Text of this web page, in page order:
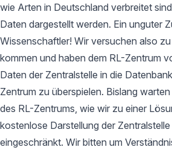
wie Arten in Deutschland verbreitet
Daten dargestellt werden. Ein unguter
Wissenschaftler! Wir versuchen also
kommen und haben dem RL-Zentrum
Daten der Zentralstelle in die
Zentrum zu überspielen. Bislang
des RL-Zentrums, wie wir zu einer
kostenlose Darstellung der
eingeschränkt. Wir bitten um